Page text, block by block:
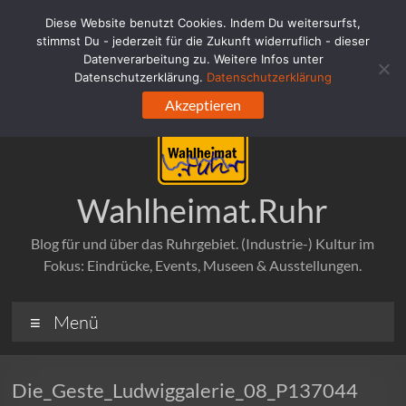
springen
Wahlheimat.Ruhr
Blog für und über das Ruhrgebiet. (Industrie-) Kultur im
Fokus: Eindrücke, Events, Museen & Ausstellungen.
Menü
Die_Geste_Ludwiggalerie_08_P137044
Diese Website benutzt Cookies. Indem Du weitersurfst,
stimmst Du - jederzeit für die Zukunft widerruflich - dieser
Datenverarbeitung zu. Weitere Infos unter
Datenschutzerklärung. Datenschutzerklärung
Akzeptieren